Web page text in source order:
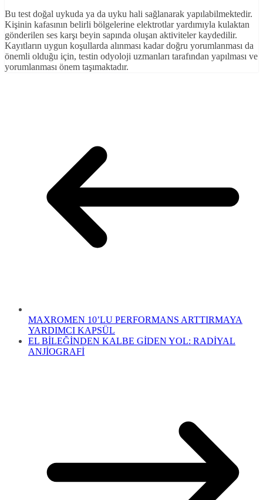
Bu test doğal uykuda ya da uyku hali sağlanarak yapılabilmektedir.
Kişinin kafasının belirli bölgelerine elektrotlar yardımıyla kulaktan
gönderilen ses karşı beyin sapında oluşan aktiviteler kaydedilir.
Kayıtların uygun koşullarda alınması kadar doğru yorumlanması da
önemli olduğu için, testin odyoloji uzmanları tarafından yapılması ve
yorumlanması önem taşımaktadır.
MAXROMEN 10’LU PERFORMANS ARTTIRMAYA
YARDIMCI KAPSÜL
EL BİLEĞİNDEN KALBE GİDEN YOL: RADİYAL
ANJİOGRAFİ